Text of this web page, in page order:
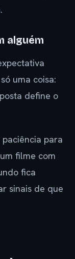
alguém
uma coisa:
define o
para
filme com
fica
sinais de que